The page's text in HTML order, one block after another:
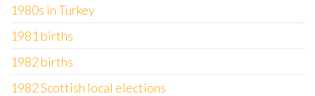
1980s in Turkey
1981 births
1982 births
1982 Scottish local elections